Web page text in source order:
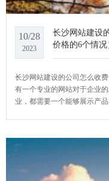
10/28
2023
长沙网站建设
价格的6个情况
长沙网站建设的公司怎么收
有一个专业的网站对于企业
业，都需要一个能够展示产
一下长沙网站